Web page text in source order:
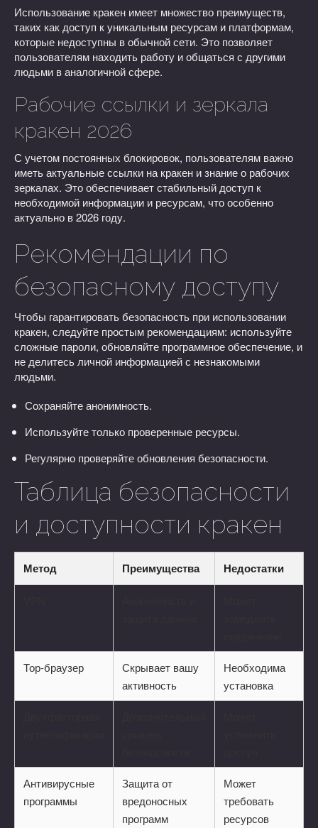
Использование кракен имеет множество преимуществ,
таких как доступ к уникальным ресурсам и платформам,
которые недоступны в обычной сети. Это позволяет
пользователям находить работу и общаться с другими
людьми в аналогичной сфере.
Рабочие ссылки и зеркала
кракен 2026
С учетом постоянных блокировок, пользователям важно
иметь актуальные ссылки на кракен и знание о рабочих
зеркалах. Это обеспечивает стабильный доступ к
необходимой информации и ресурсам, что особенно
актуально в 2026 году.
Рекомендации по
безопасному доступу
Чтобы гарантировать безопасность при использовании
кракен, следуйте простым рекомендациям: используйте
сложные пароли, обновляйте программное обеспечение, и
не делитесь личной информацией с незнакомыми
людьми.
Сохраняйте анонимность.
Используйте только проверенные ресурсы.
Регулярно проверяйте обновления безопасности.
Таблица безопасности
и доступности кракен
Метод Преимущества Недостатки
Тор-браузер
Скрывает вашу
активность
Необходима
установка
Антивирусные
программы
Защита от
вредоносных
программ
Может
требовать
ресурсов